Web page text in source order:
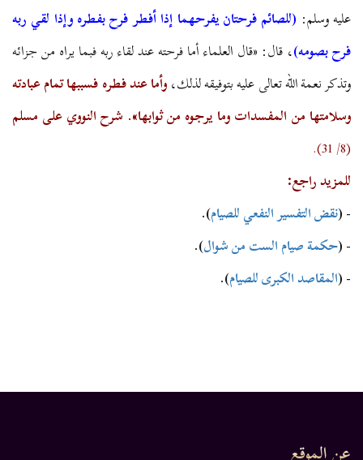
عليه وسلم: (للصائم فرحتان يفرحهما إذا أفطر فرح بفطره وإذا لقي ربه
فرح بصومه)، قال: «قال العلماء أما فرحته عند لقاء ربه فبما يراه من جزائه
وتذكر نعمة الله تعالى عليه بتوفيقه لذلك،وأما عند فطره فسببها تمام عبادته
وسلامتها من المفسدات وما يرجوه من ثوابها». شرح النووي على مسلم
(8/ 31).
للمزيد راجع:
- (نقض التفسير النفعي للصيام).
- (حكمة صيام الست من شوال).
- (المقاصد الكبرى للصيام).
عن الموقع